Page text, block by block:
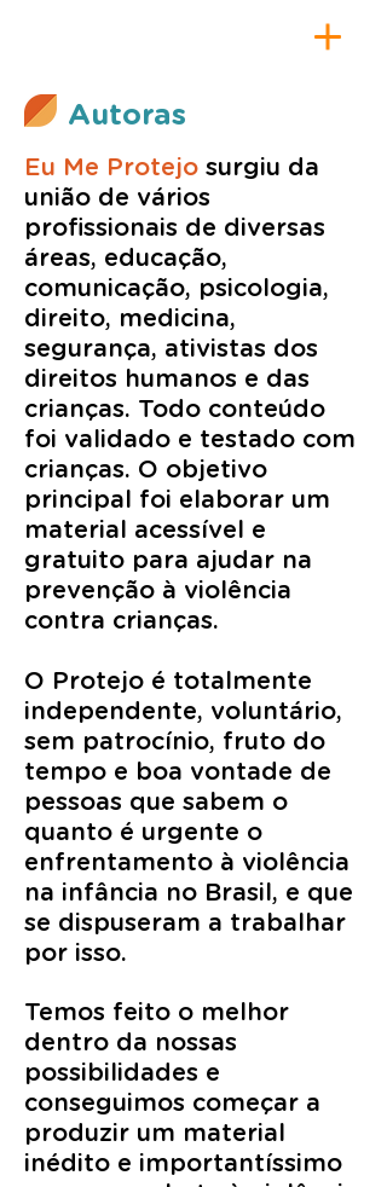
Autoras
Eu Me Protejo surgiu da
união de vários
profissionais de diversas
áreas, educação,
comunicação, psicologia,
direito, medicina,
segurança, ativistas dos
direitos humanos e das
crianças. Todo conteúdo
foi validado e testado com
crianças. O objetivo
principal foi elaborar um
material acessível e
gratuito para ajudar na
prevenção à violência
contra crianças.
O Protejo é totalmente
independente, voluntário,
sem patrocínio, fruto do
tempo e boa vontade de
pessoas que sabem o
quanto é urgente o
enfrentamento à violência
na infância no Brasil, e que
se dispuseram a trabalhar
por isso.
Temos feito o melhor
dentro da nossas
possibilidades e
conseguimos começar a
produzir um material
inédito e importantíssimo